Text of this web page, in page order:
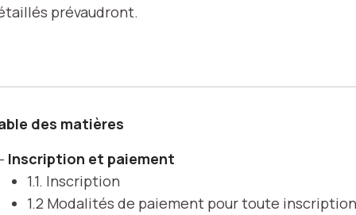
prévaudront.
des matières
Inscription et paiement
1.1. Inscription
1.2 Modalités de paiement pour toute